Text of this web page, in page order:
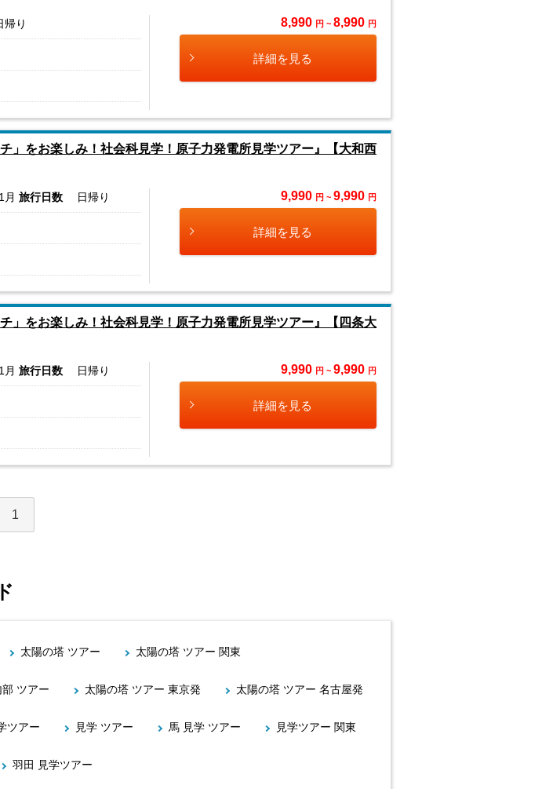
帰り 8,990 円 ~ 8,990 円
詳細を見る
」をお楽しみ！社会科見学！原子力発電所見学ツアー』【大和西
旅行日数 日帰り 9,990 円 ~ 9,990 円
詳細を見る
」をお楽しみ！社会科見学！原子力発電所見学ツアー』【四条大
旅行日数 日帰り 9,990 円 ~ 9,990 円
詳細を見る
1
太陽の塔 ツアー 太陽の塔 ツアー 関東
ツアー 太陽の塔 ツアー 東京発 太陽の塔 ツアー 名古屋発
ツアー 見学 ツアー 馬 見学 ツアー 見学ツアー 関東
羽田 見学ツアー